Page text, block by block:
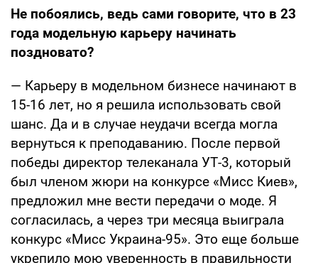
Не побоялись, ведь сами говорите, что в 23
года модельную карьеру начинать
поздновато?
— Карьеру в модельном бизнесе начинают в
15-16 лет, но я решила использовать свой
шанс. Да и в случае неудачи всегда могла
вернуться к преподаванию. После первой
победы директор телеканала УТ-3, который
был членом жюри на конкурсе «Мисс Киев»,
предложил мне вести передачи о моде. Я
согласилась, а через три месяца выиграла
конкурс «Мисс Украина-95». Это еще больше
укрепило мою уверенность в правильности